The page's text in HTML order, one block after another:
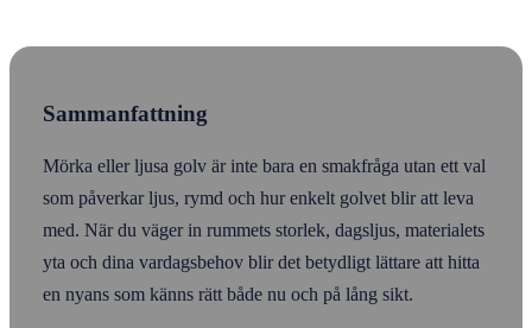
Sammanfattning
Mörka eller ljusa golv är inte bara en smakfråga utan ett val
som påverkar ljus, rymd och hur enkelt golvet blir att leva
med. När du väger in rummets storlek, dagsljus, materialets
yta och dina vardagsbehov blir det betydligt lättare att hitta
en nyans som känns rätt både nu och på lång sikt.